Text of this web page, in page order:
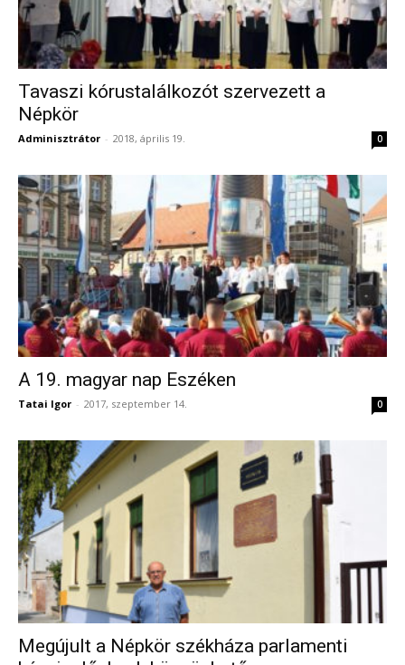
Tavaszi kórustalálkozót szervezett a
Népkör
Adminisztrátor - 2018, április 19. 0
A 19. magyar nap Eszéken
Tatai Igor - 2017, szeptember 14. 0
Megújult a Népkör székháza parlamenti